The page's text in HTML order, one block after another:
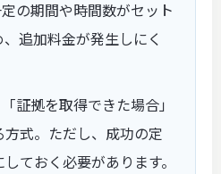
の期間や時間数がセット
追加料金が発生しにく
証拠を取得できた場合」
式。ただし、成功の定
ておく必要があります。